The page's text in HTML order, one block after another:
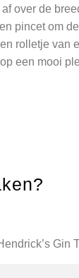
af over de
pincet om
rolletje van
een mooi
Gin